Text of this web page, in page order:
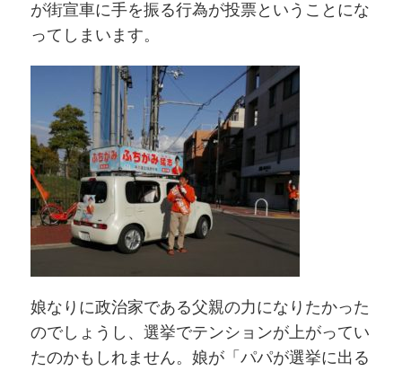
が街宣車に手を振る行為が投票ということにな
ってしまいます。
娘なりに政治家である父親の力になりたかった
のでしょうし、選挙でテンションが上がってい
たのかもしれません。娘が「パパが選挙に出る